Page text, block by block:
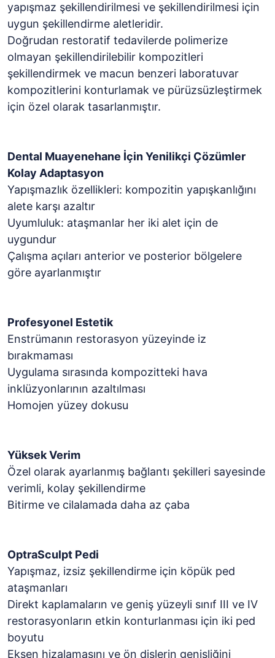
yapışmaz şekillendirilmesi ve şekillendirilmesi için
uygun şekillendirme aletleridir.
Doğrudan restoratif tedavilerde polimerize
olmayan şekillendirilebilir kompozitleri
şekillendirmek ve macun benzeri laboratuvar
kompozitlerini konturlamak ve pürüzsüzleştirmek
için özel olarak tasarlanmıştır.
Dental Muayenehane İçin Yenilikçi Çözümler
Kolay Adaptasyon
Yapışmazlık özellikleri: kompozitin yapışkanlığını
alete karşı azaltır
Uyumluluk: ataşmanlar her iki alet için de
uygundur
Çalışma açıları anterior ve posterior bölgelere
göre ayarlanmıştır
Profesyonel Estetik
Enstrümanın restorasyon yüzeyinde iz
bırakmaması
Uygulama sırasında kompozitteki hava
inklüzyonlarının azaltılması
Homojen yüzey dokusu
Yüksek Verim
Özel olarak ayarlanmış bağlantı şekilleri sayesinde
verimli, kolay şekillendirme
Bitirme ve cilalamada daha az çaba
OptraSculpt Pedi
Yapışmaz, izsiz şekillendirme için köpük ped
ataşmanları
Direkt kaplamaların ve geniş yüzeyli sınıf III ve IV
restorasyonların etkin konturlanması için iki ped
boyutu
Eksen hizalamasını ve ön dişlerin genişliğini